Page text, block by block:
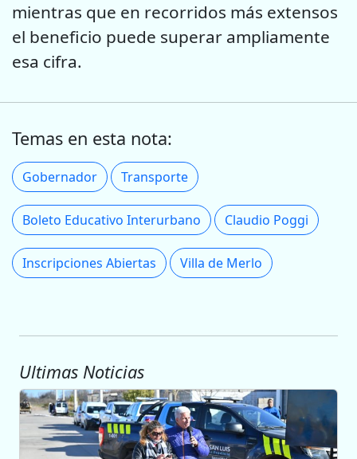
mientras que en recorridos más extensos
el beneficio puede superar ampliamente
esa cifra.
Temas en esta nota:
Gobernador Transporte
Boleto Educativo Interurbano Claudio Poggi
Inscripciones Abiertas Villa de Merlo
Ultimas Noticias